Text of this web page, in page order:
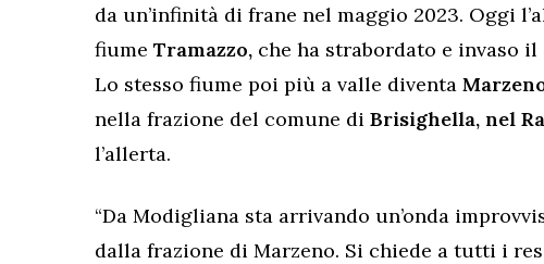
da un’infinità di frane nel maggio 2023. Oggi
fiume Tramazzo, che ha strabordato e invaso
Lo stesso fiume poi più a valle diventa
nella frazione del comune di Brisighella, nel
l’allerta.
“Da Modigliana sta arrivando un’onda
dalla frazione di Marzeno. Si chiede a tutti i